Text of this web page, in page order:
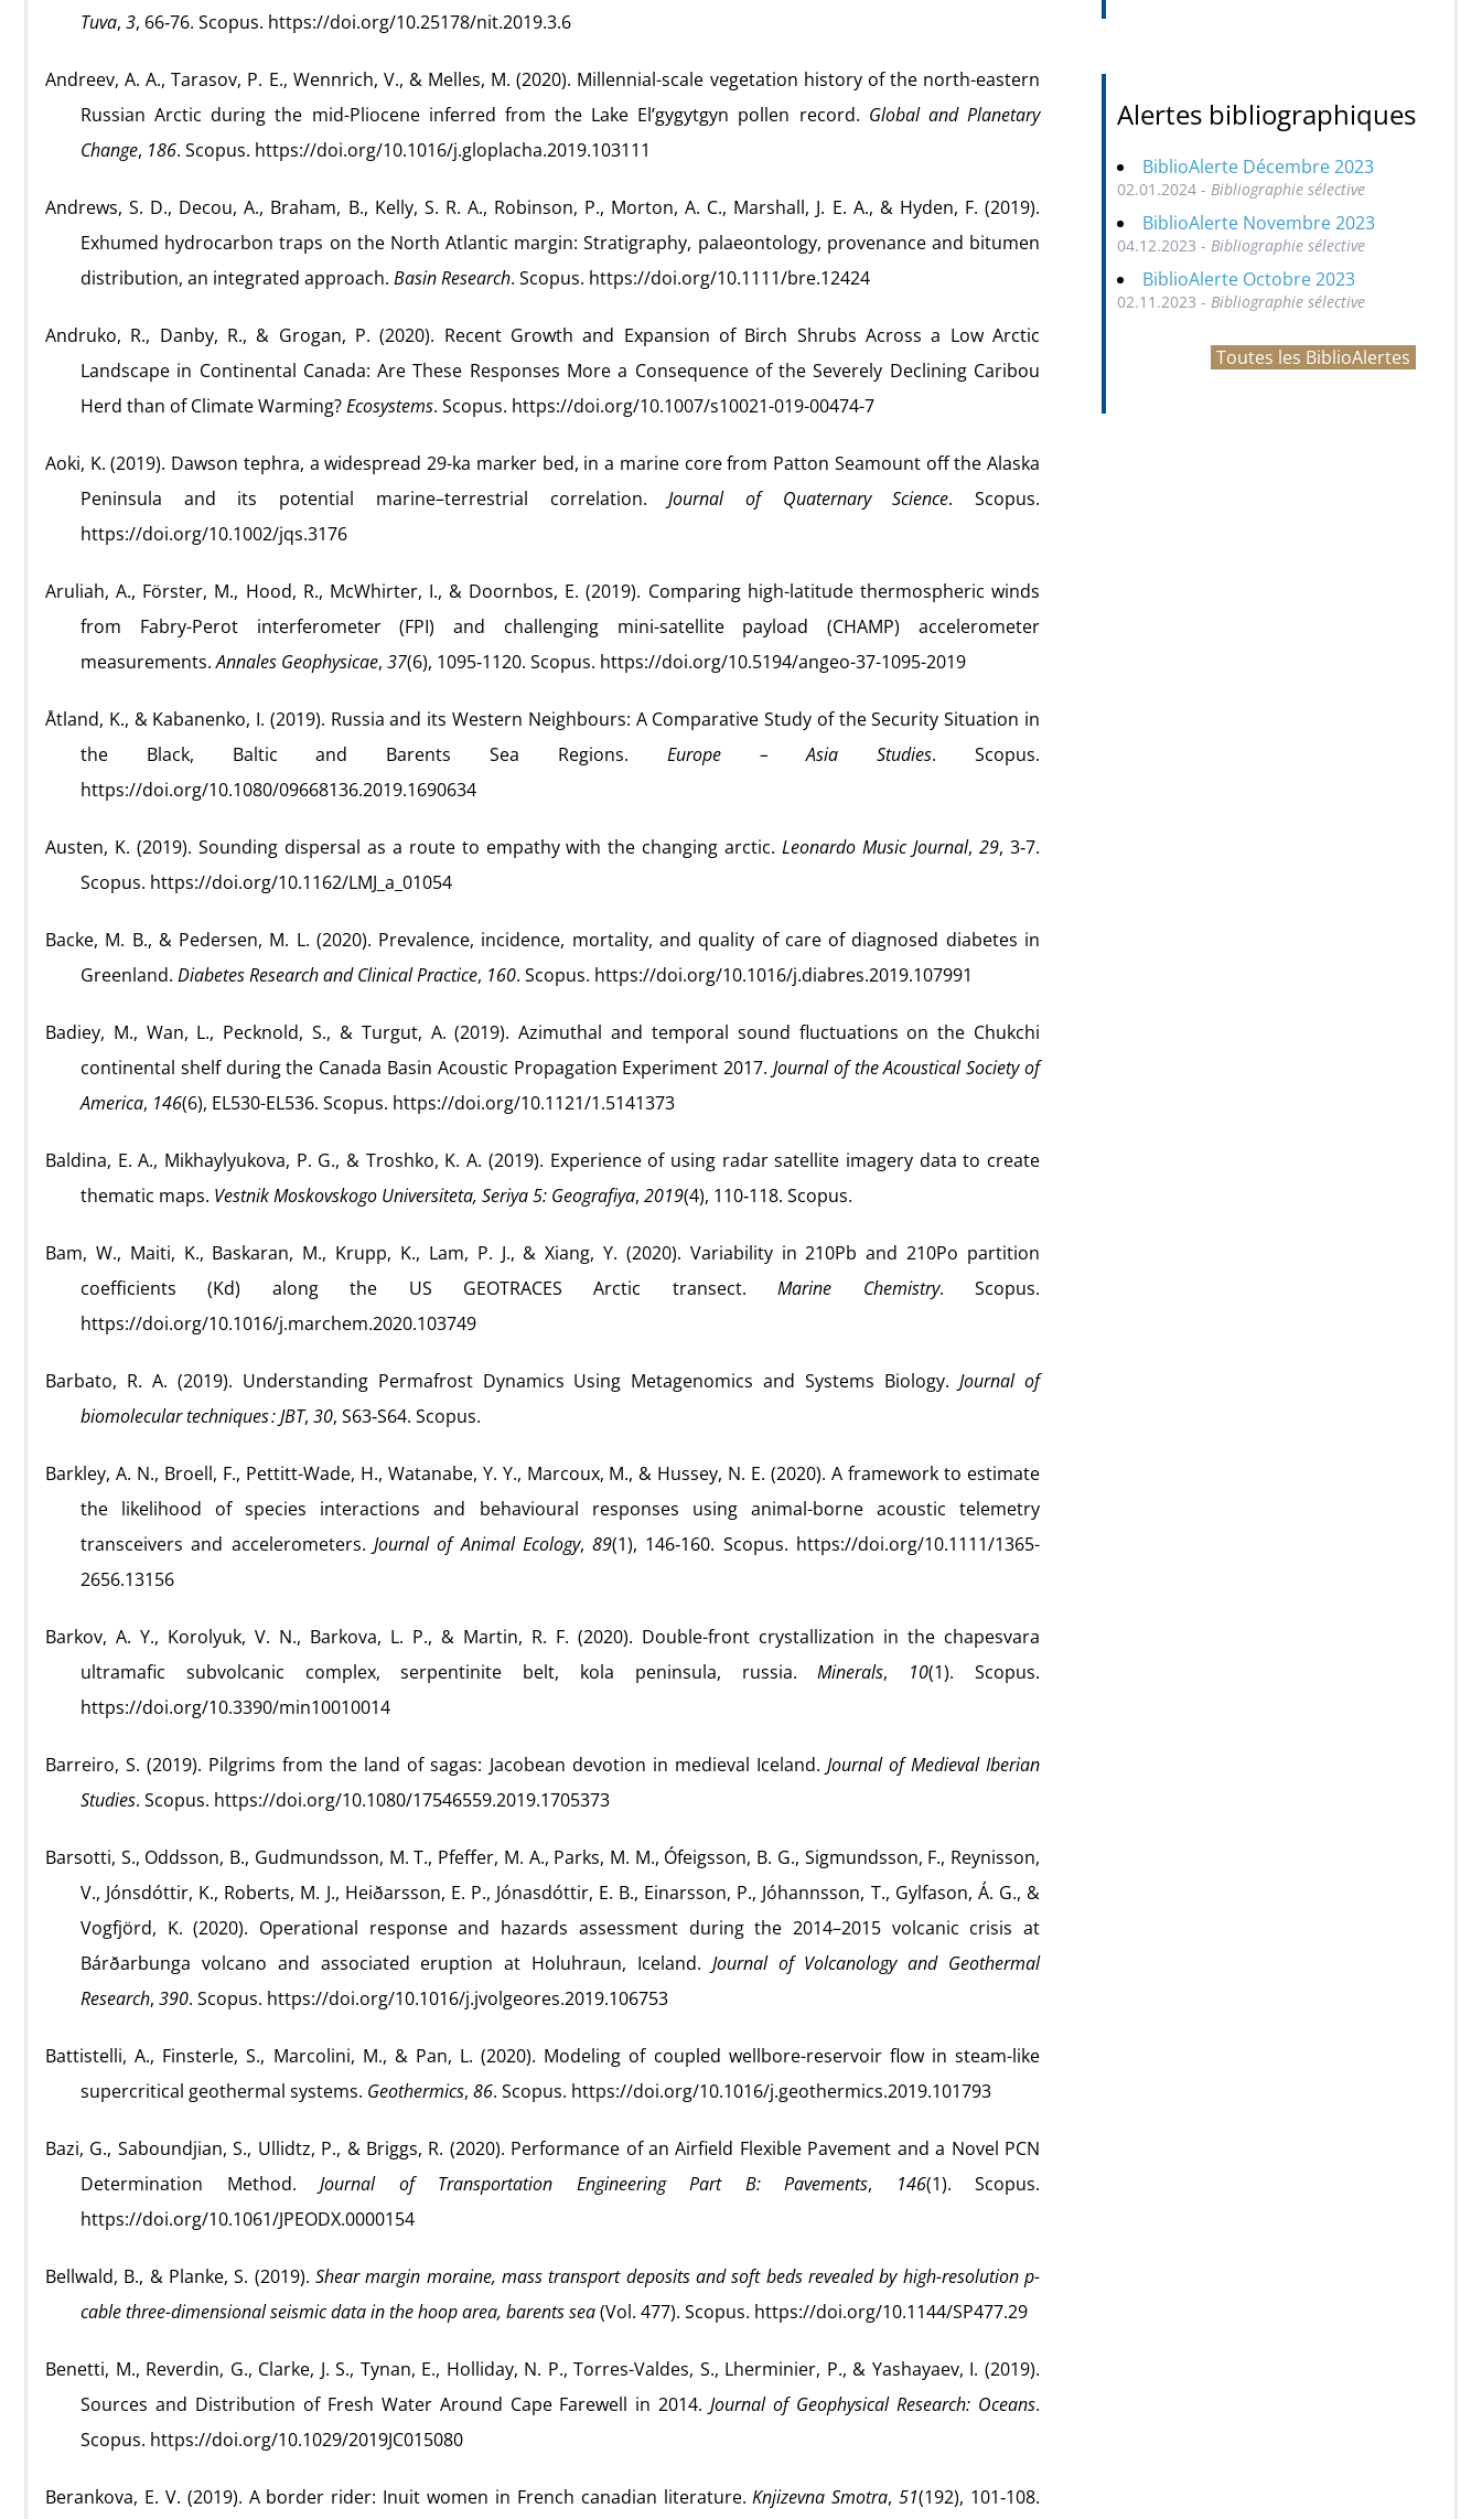
Tuva, 3, 66‑76. Scopus. https://doi.org/10.25178/nit.2019.3.6
Andreev, A. A., Tarasov, P. E., Wennrich, V., & Melles, M. (2020). Millennial-scale vegetation history of the north-eastern
Russian Arctic during the mid-Pliocene inferred from the Lake El’gygytgyn pollen record. Global and Planetary
Change, 186. Scopus. https://doi.org/10.1016/j.gloplacha.2019.103111
Andrews, S. D., Decou, A., Braham, B., Kelly, S. R. A., Robinson, P., Morton, A. C., Marshall, J. E. A., & Hyden, F. (2019).
Exhumed hydrocarbon traps on the North Atlantic margin: Stratigraphy, palaeontology, provenance and bitumen
distribution, an integrated approach. Basin Research. Scopus. https://doi.org/10.1111/bre.12424
Andruko, R., Danby, R., & Grogan, P. (2020). Recent Growth and Expansion of Birch Shrubs Across a Low Arctic
Landscape in Continental Canada: Are These Responses More a Consequence of the Severely Declining Caribou
Herd than of Climate Warming?Ecosystems. Scopus. https://doi.org/10.1007/s10021-019-00474-7
Aoki, K. (2019). Dawson tephra, a widespread 29-ka marker bed, in a marine core from Patton Seamount off the Alaska
Peninsula and its potential marine–terrestrial correlation.Journal of Quaternary Science. Scopus.
https://doi.org/10.1002/jqs.3176
Aruliah, A., Förster, M., Hood, R., McWhirter, I., & Doornbos, E. (2019). Comparing high-latitude thermospheric winds
from Fabry-Perot interferometer (FPI) and challenging mini-satellite payload (CHAMP) accelerometer
measurements.Annales Geophysicae, 37(6), 1095‑1120. Scopus. https://doi.org/10.5194/angeo-37-1095-2019
Åtland, K., & Kabanenko, I. (2019). Russia and its Western Neighbours: A Comparative Study of the Security Situation in
the Black, Baltic and Barents Sea Regions. Europe – Asia Studies. Scopus.
https://doi.org/10.1080/09668136.2019.1690634
Austen, K. (2019). Sounding dispersal as a route to empathy with the changing arctic.Leonardo Music Journal,29, 3‑7.
Scopus. https://doi.org/10.1162/LMJ_a_01054
Backe, M. B., & Pedersen, M. L. (2020). Prevalence, incidence, mortality, and quality of care of diagnosed diabetes in
Greenland. Diabetes Research and Clinical Practice, 160. Scopus. https://doi.org/10.1016/j.diabres.2019.107991
Badiey, M., Wan, L., Pecknold, S., & Turgut, A. (2019). Azimuthal and temporal sound fluctuations on the Chukchi
continental shelf during the Canada Basin Acoustic Propagation Experiment 2017. Journal of the Acoustical Society of
America, 146(6), EL530-EL536. Scopus. https://doi.org/10.1121/1.5141373
Baldina, E. A., Mikhaylyukova, P. G., & Troshko, K. A. (2019). Experience of using radar satellite imagery data to create
thematic maps. Vestnik Moskovskogo Universiteta, Seriya 5: Geografiya, 2019(4), 110‑118. Scopus.
Bam, W., Maiti, K., Baskaran, M., Krupp, K., Lam, P. J., & Xiang, Y. (2020). Variability in 210Pb and 210Po partition
coefficients (Kd) along the US GEOTRACES Arctic transect.Marine Chemistry. Scopus.
https://doi.org/10.1016/j.marchem.2020.103749
Barbato, R. A. (2019). Understanding Permafrost Dynamics Using Metagenomics and Systems Biology.Journal of
biomolecular techniques : JBT, 30, S63‑S64. Scopus.
Barkley, A. N., Broell, F., Pettitt-Wade, H., Watanabe, Y. Y., Marcoux, M., & Hussey, N. E. (2020). A framework to estimate
the likelihood of species interactions and behavioural responses using animal-borne acoustic telemetry
transceivers and accelerometers. Journal of Animal Ecology,89(1), 146‑160. Scopus. https://doi.org/10.1111/1365-
2656.13156
Barkov, A. Y., Korolyuk, V. N., Barkova, L. P., & Martin, R. F. (2020). Double-front crystallization in the chapesvara
ultramafic subvolcanic complex, serpentinite belt, kola peninsula, russia.Minerals, 10(1). Scopus.
https://doi.org/10.3390/min10010014
Barreiro, S. (2019). Pilgrims from the land of sagas: Jacobean devotion in medieval Iceland. Journal of Medieval Iberian
Studies. Scopus. https://doi.org/10.1080/17546559.2019.1705373
Barsotti, S., Oddsson, B., Gudmundsson, M. T., Pfeffer, M. A., Parks, M. M., Ófeigsson, B. G., Sigmundsson, F., Reynisson,
V., Jónsdóttir, K., Roberts, M. J., Heiðarsson, E. P., Jónasdóttir, E. B., Einarsson, P., Jóhannsson, T., Gylfason, Á. G., &
Vogfjörd, K. (2020). Operational response and hazards assessment during the 2014–2015 volcanic crisis at
Bárðarbunga volcano and associated eruption at Holuhraun, Iceland. Journal of Volcanology and Geothermal
Research, 390. Scopus. https://doi.org/10.1016/j.jvolgeores.2019.106753
Battistelli, A., Finsterle, S., Marcolini, M., & Pan, L. (2020). Modeling of coupled wellbore-reservoir flow in steam-like
supercritical geothermal systems. Geothermics, 86. Scopus. https://doi.org/10.1016/j.geothermics.2019.101793
Bazi, G., Saboundjian, S., Ullidtz, P., & Briggs, R. (2020). Performance of an Airfield Flexible Pavement and a Novel PCN
Determination Method. Journal of Transportation Engineering Part B: Pavements, 146(1). Scopus.
https://doi.org/10.1061/JPEODX.0000154
Bellwald, B., & Planke, S. (2019). Shear margin moraine, mass transport deposits and soft beds revealed by high-resolution p-
cable three-dimensional seismic data in the hoop area, barents sea(Vol. 477). Scopus. https://doi.org/10.1144/SP477.29
Benetti, M., Reverdin, G., Clarke, J. S., Tynan, E., Holliday, N. P., Torres-Valdes, S., Lherminier, P., & Yashayaev, I. (2019).
Sources and Distribution of Fresh Water Around Cape Farewell in 2014.Journal of Geophysical Research: Oceans.
Scopus. https://doi.org/10.1029/2019JC015080
Berankova, E. V. (2019). A border rider: Inuit women in French canadian literature.Knjizevna Smotra,51(192), 101‑108.
Alertes bibliographiques
BiblioAlerte Décembre 2023
02.01.2024 - Bibliographie sélective
BiblioAlerte Novembre 2023
04.12.2023 - Bibliographie sélective
BiblioAlerte Octobre 2023
02.11.2023 - Bibliographie sélective
Toutes les BiblioAlertes